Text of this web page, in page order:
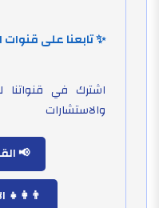
✨ تابعنا على قنوات
اشترك في
والاستشارات
📢
👨‍👩‍👧